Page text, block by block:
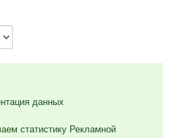
данных
статистику Рекламной